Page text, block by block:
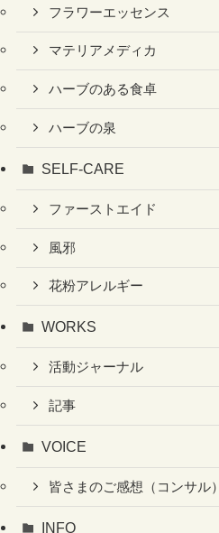
フラワーエッセンス
マテリアメディカ
ハーブのある食卓
ハーブの泉
SELF-CARE
ファーストエイド
風邪
花粉アレルギー
WORKS
活動ジャーナル
記事
VOICE
皆さまのご感想（コンサル）
INFO